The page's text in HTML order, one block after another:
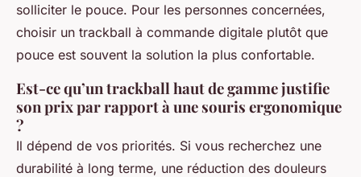
solliciter le pouce. Pour les personnes concernées,
choisir un trackball à commande digitale plutôt que
pouce est souvent la solution la plus confortable.
Est-ce qu’un trackball haut de gamme justifie
son prix par rapport à une souris ergonomique
?
Il dépend de vos priorités. Si vous recherchez une
durabilité à long terme, une réduction des douleurs